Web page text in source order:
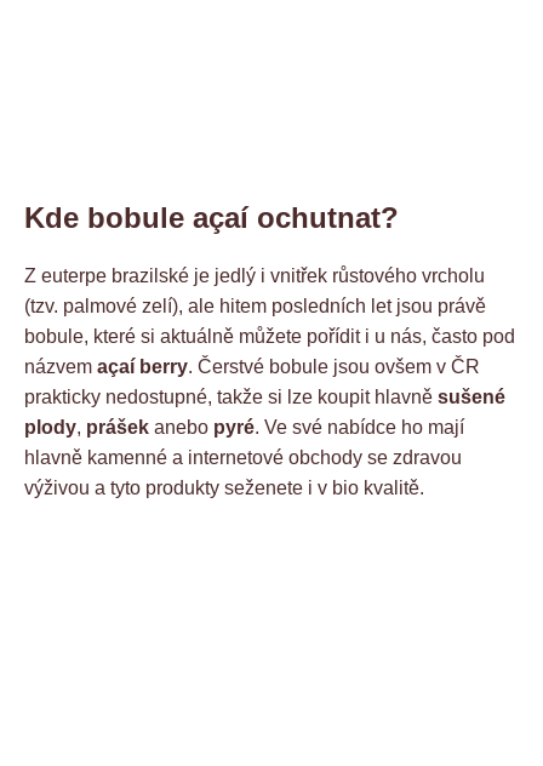
Kde bobule açaí ochutnat?
Z euterpe brazilské je jedlý i vnitřek růstového vrcholu
(tzv. palmové zelí), ale hitem posledních let jsou právě
bobule, které si aktuálně můžete pořídit i u nás, často pod
názvem açaí berry. Čerstvé bobule jsou ovšem v ČR
prakticky nedostupné, takže si lze koupit hlavně sušené
plody, prášek anebo pyré. Ve své nabídce ho mají
hlavně kamenné a internetové obchody se zdravou
výživou a tyto produkty seženete i v bio kvalitě.